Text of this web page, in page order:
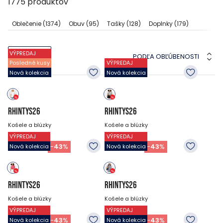
Oblečenie(1374) Obuv(95) Tašky(128) Doplnky(179)
FILTRE PODĽA OBĽÚBENOSTI
VÝPREDAJ
Posledné kusy
Nová kolekcia
RHINTYS26
Košele a blúzky
34.95EUR
19.95EUR -43%
VÝPREDAJ
Nová kolekcia
RHINTYS26
Košele a blúzky
34.95EUR
19.95EUR -43%
VÝPREDAJ
Nová kolekcia
RHINTYS26
Košele a blúzky
34.95EUR
19.95EUR -43%
VÝPREDAJ
Nová kolekcia
RHINTYS26
Košele a blúzky
34.95EUR
19.95EUR -43%
VÝPREDAJ
Nová kolekcia
VÝPREDAJ
Nová kolekcia